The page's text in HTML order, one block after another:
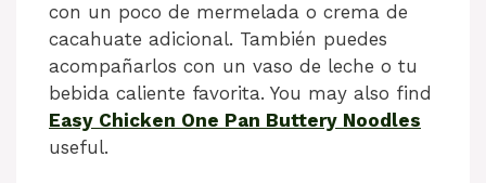
con un poco de mermelada o crema de
cacahuate adicional. También puedes
acompañarlos con un vaso de leche o tu
bebida caliente favorita. You may also find
Easy Chicken One Pan Buttery Noodles
useful.